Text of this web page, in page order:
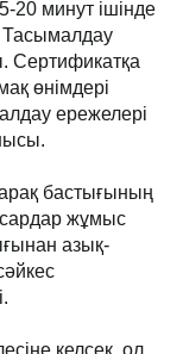
20 минут ішінде
Тасымалдау
Сертификатқа
өнімдері
ережелері
бастығының
жұмыс
азық-
келсек, ол